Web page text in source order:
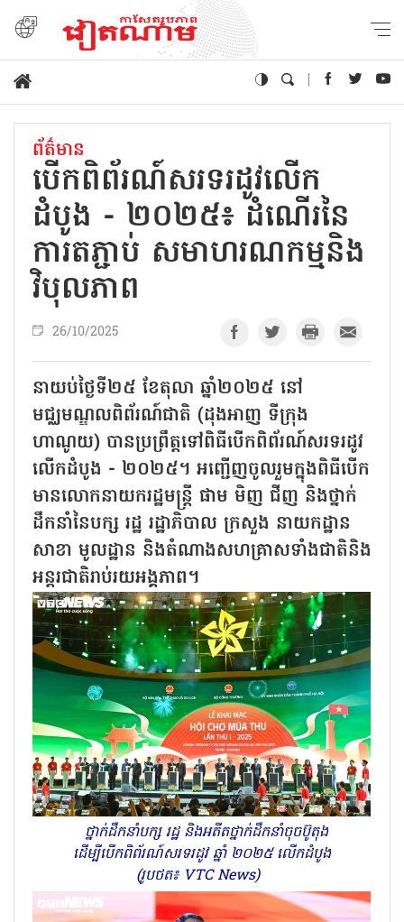
ព័ត៌មាន
បើកពិព័រណ៍សរទរដូវលើក
ដំបូង - ២០២៥៖ ដំណើរនៃ
ការតភ្ជាប់ សមាហរណកម្មនិង
វិបុលភាព
26/10/2025
នាយប់ថ្ងៃទី២៥ ខែតុលា ឆ្នាំ២០២៥ នៅ
មជ្ឈមណ្ឌលពិព័រណ៍ជាតិ (ដុងអាញ ទីក្រុង
ហាណូយ) បានប្រព្រឹត្តទៅពិធីបើកពិព័រណ៍សរទរដូវ
លើកដំបូង - ២០២៥។ អញ្ជើញចូលរួមក្នុងពិធីបើក
មានលោកនាយករដ្ឋមន្ត្រី ផាម មិញ ជីញ និងថ្នាក់
ដឹកនាំនៃបក្ស រដ្ឋ រដ្ឋាភិបាល ក្រសួង នាយកដ្ឋាន
សាខា មូលដ្ឋាន និងតំណាងសហគ្រាសទាំងជាតិនិង
អន្តរជាតិរាប់រយអង្គភាព។
ថ្នាក់ដឹកនាំបក្ស រដ្ឋ និងអតីតថ្នាក់ដឹកនាំចុចប៊ូតុង
ដើម្បីបើកពិព័រណ៍សរទរដូវ ឆ្នាំ ២០២៥ លើកដំបូង
(រូបថត៖ VTC News)